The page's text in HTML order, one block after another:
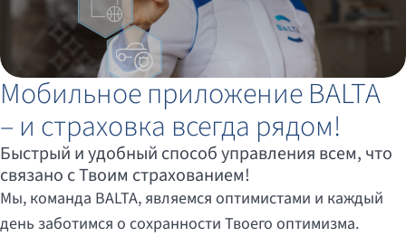
Мобильное приложение BALTA
– и страховка всегда рядом!
Быстрый и удобный способ управления всем, что
связано с Твоим страхованием!
Мы, команда BALTA, являемся оптимистами и каждый
день заботимся о сохранности Твоего оптимизма.